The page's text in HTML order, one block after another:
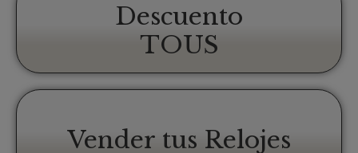
Descuento
TOUS
Vender tus Relojes